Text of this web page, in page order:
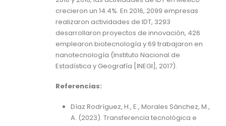
crecieron un 14.4%. En 2016, 2099 empresas
realizaron actividades de IDT, 3293
desarrollaron proyectos de innovación, 426
emplearon biotecnología y 69 trabajaron en
nanotecnología (Instituto Nacional de
Estadística y Geografía [INEGI], 2017).
Referencias:
Díaz Rodríguez, H., E., Morales Sánchez, M.,
A. (2023). Transferencia tecnológica e